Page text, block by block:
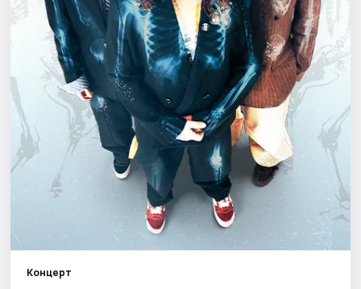
Площадки
Артисты
Рейтинги
Концерт